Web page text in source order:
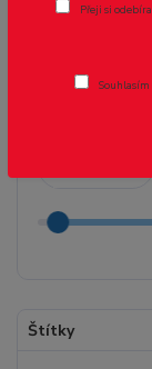
Cena:
Štítky
Přeji si
Souhlasím